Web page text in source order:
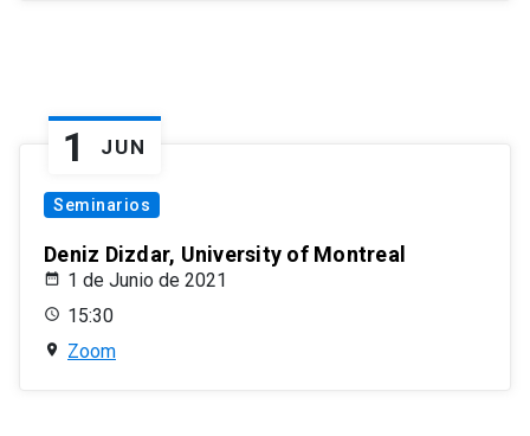
1 JUN
Seminarios
Deniz Dizdar, University of Montreal
1 de Junio de 2021
15:30
Zoom